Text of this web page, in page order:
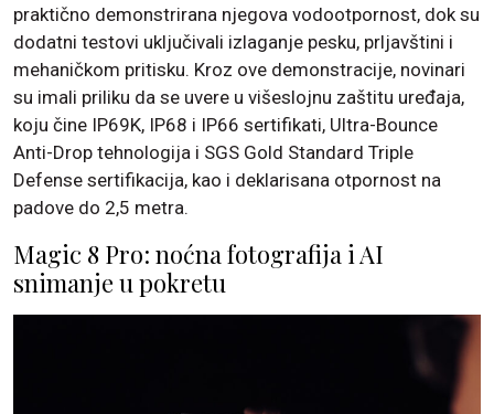
praktično demonstrirana njegova vodootpornost, dok su
dodatni testovi uključivali izlaganje pesku, prljavštini i
mehaničkom pritisku. Kroz ove demonstracije, novinari
su imali priliku da se uvere u višeslojnu zaštitu uređaja,
koju čine IP69K, IP68 i IP66 sertifikati, Ultra-Bounce
Anti-Drop tehnologija i SGS Gold Standard Triple
Defense sertifikacija, kao i deklarisana otpornost na
padove do 2,5 metra.
Magic 8 Pro: noćna fotografija i AI
snimanje u pokretu